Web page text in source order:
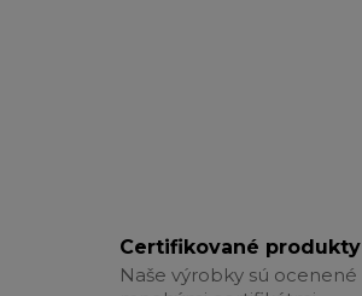
Certifikované produkty
Naše výrobky sú ocenené